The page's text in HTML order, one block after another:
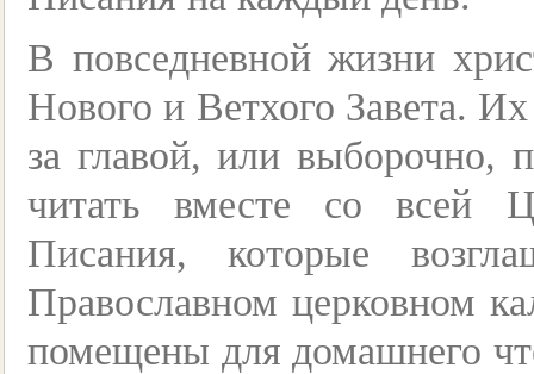
В повседневной жизни
Нового и Ветхого Завета.
за главой, или
читать вместе со всей
Писания, которые
Православном церковном
помещены для домашнего